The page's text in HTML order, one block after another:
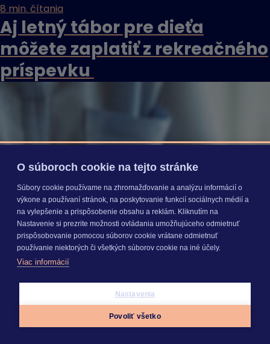
8 min. čítania
Aj letný tábor pre dieťa
môžete zaplatiť z rekreačného
príspevku
O súboroch cookie na tejto stránke
Súbory cookie používame na zhromažďovanie a analýzu informácií o
výkone a používaní stránok, na poskytovanie funkcií sociálnych médií a
na vylepšenie a prispôsobenie obsahu a reklám. Kliknutím na
Nastavenie si prezrite možnosti ovládania umožňujúceho odmietnuť
prispôsobovanie pomocou súborov cookie vrátane odmietnuť
používanie niektorých či všetkých súborov cookie na iné účely.
Viac informácií
Nastavenia
Povoliť všetko